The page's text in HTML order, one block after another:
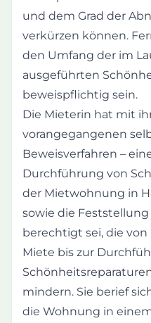
und dem Grad der
verkürzen können.
den Umfang der im
ausgeführten
beweispflichtig sein.
Die Mieterin hat mit
vorangegangenen
Beweisverfahren –
Durchführung von
der Mietwohnung in
sowie die Feststellung
berechtigt sei, die
Miete bis zur
mindern. Sie berief
die Wohnung in